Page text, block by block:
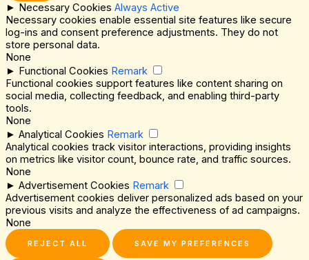
► Necessary Cookies Always Active
Necessary cookies enable essential site features like secure
log-ins and consent preference adjustments. They do not
store personal data.
None
► Functional Cookies Remark
Functional cookies support features like content sharing on
social media, collecting feedback, and enabling third-party
tools.
None
► Analytical Cookies Remark
Analytical cookies track visitor interactions, providing insights
on metrics like visitor count, bounce rate, and traffic sources.
None
► Advertisement Cookies Remark
Advertisement cookies deliver personalized ads based on your
previous visits and analyze the effectiveness of ad campaigns.
None
REJECT ALL SAVE MY PREFERENCES